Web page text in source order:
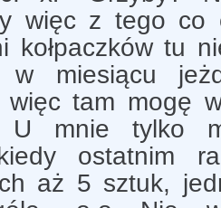
więc z tego co
kołpaczków tu
w miesiącu
więc tam mogę
U mnie tylko
ostatnim
aż 5 sztuk,